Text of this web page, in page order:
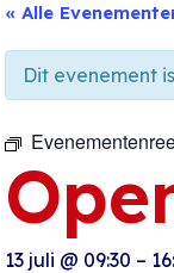
« Alle
Dit evenement
13 juli @ 09:30 –